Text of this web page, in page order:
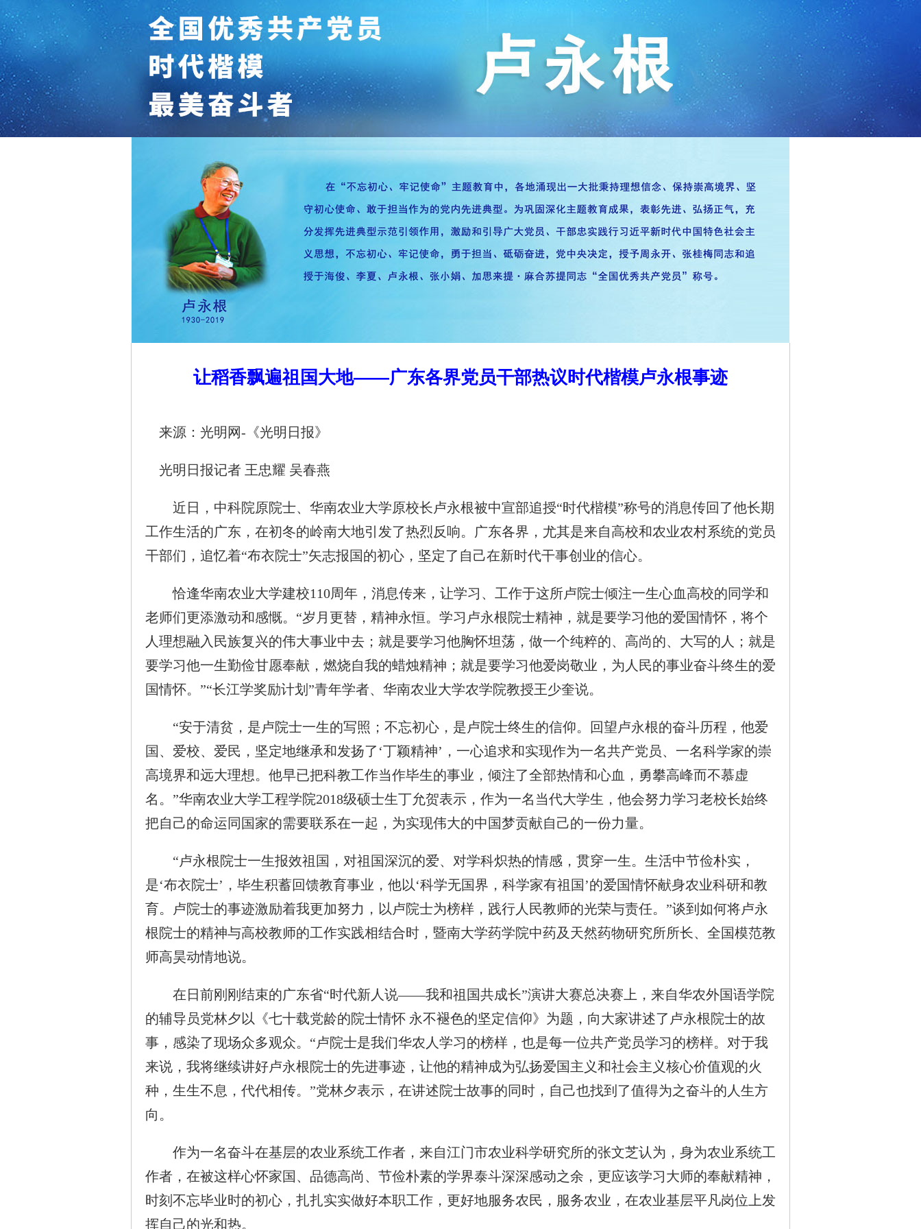
让稻香飘遍祖国大地——广东各界党员干部热议时代楷模卢永根事迹
来源：光明网-《光明日报》
光明日报记者 王忠耀 吴春燕
近日，中科院原院士、华南农业大学原校长卢永根被中宣部追授“时代楷模”称号的消息传回了他长期
工作生活的广东，在初冬的岭南大地引发了热烈反响。广东各界，尤其是来自高校和农业农村系统的党员
干部们，追忆着“布衣院士”矢志报国的初心，坚定了自己在新时代干事创业的信心。
恰逢华南农业大学建校110周年，消息传来，让学习、工作于这所卢院士倾注一生心血高校的同学和
老师们更添激动和感慨。“岁月更替，精神永恒。学习卢永根院士精神，就是要学习他的爱国情怀，将个
人理想融入民族复兴的伟大事业中去；就是要学习他胸怀坦荡，做一个纯粹的、高尚的、大写的人；就是
要学习他一生勤俭甘愿奉献，燃烧自我的蜡烛精神；就是要学习他爱岗敬业，为人民的事业奋斗终生的爱
国情怀。”“长江学奖励计划”青年学者、华南农业大学农学院教授王少奎说。
“安于清贫，是卢院士一生的写照；不忘初心，是卢院士终生的信仰。回望卢永根的奋斗历程，他爱
国、爱校、爱民，坚定地继承和发扬了‘丁颖精神’，一心追求和实现作为一名共产党员、一名科学家的崇
高境界和远大理想。他早已把科教工作当作毕生的事业，倾注了全部热情和心血，勇攀高峰而不慕虚
名。”华南农业大学工程学院2018级硕士生丁允贺表示，作为一名当代大学生，他会努力学习老校长始终
把自己的命运同国家的需要联系在一起，为实现伟大的中国梦贡献自己的一份力量。
“卢永根院士一生报效祖国，对祖国深沉的爱、对学科炽热的情感，贯穿一生。生活中节俭朴实，
是‘布衣院士’，毕生积蓄回馈教育事业，他以‘科学无国界，科学家有祖国’的爱国情怀献身农业科研和教
育。卢院士的事迹激励着我更加努力，以卢院士为榜样，践行人民教师的光荣与责任。”谈到如何将卢永
根院士的精神与高校教师的工作实践相结合时，暨南大学药学院中药及天然药物研究所所长、全国模范教
师高昊动情地说。
在日前刚刚结束的广东省“时代新人说——我和祖国共成长”演讲大赛总决赛上，来自华农外国语学院
的辅导员党林夕以《七十载党龄的院士情怀 永不褪色的坚定信仰》为题，向大家讲述了卢永根院士的故
事，感染了现场众多观众。“卢院士是我们华农人学习的榜样，也是每一位共产党员学习的榜样。对于我
来说，我将继续讲好卢永根院士的先进事迹，让他的精神成为弘扬爱国主义和社会主义核心价值观的火
种，生生不息，代代相传。”党林夕表示，在讲述院士故事的同时，自己也找到了值得为之奋斗的人生方
向。
作为一名奋斗在基层的农业系统工作者，来自江门市农业科学研究所的张文芝认为，身为农业系统工
作者，在被这样心怀家国、品德高尚、节俭朴素的学界泰斗深深感动之余，更应该学习大师的奉献精神，
时刻不忘毕业时的初心，扎扎实实做好本职工作，更好地服务农民，服务农业，在农业基层平凡岗位上发
挥自己的光和热。